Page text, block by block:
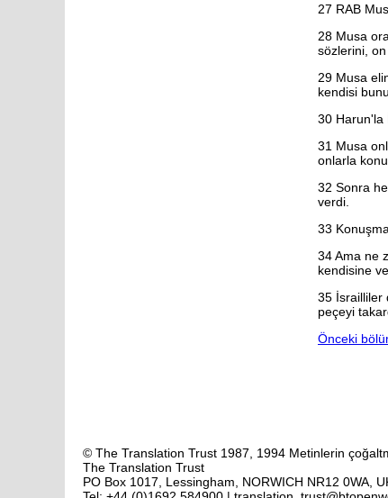
27 RAB
28 Musa
sözlerini, on
29 Musa
kendisi
30 Harun'la
31 Musa
onlarla
32 Sonra
verdi.
33
34Ama ne
kendisine
35 İsrailliler
peçeyi
Önceki
© The Translation Trust 1987, 1994 Metinlerin
The Translation Trust
PO Box 1017, Lessingham, NORWICH NR12 0WA,